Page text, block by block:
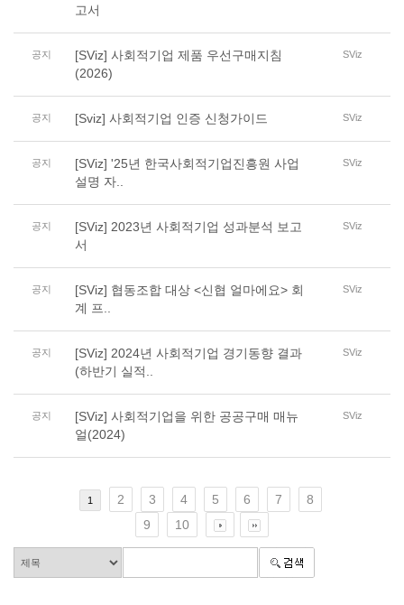
고서
공지
[SViz] 사회적기업 제품 우선구매지침
(2026)
SViz
공지 [Sviz] 사회적기업 인증 신청가이드 SViz
공지
[SViz] '25년 한국사회적기업진흥원 사업
설명 자..
SViz
공지
[SViz] 2023년 사회적기업 성과분석 보고
서
SViz
공지
[SViz] 협동조합 대상 <신협 얼마에요> 회
계 프..
SViz
공지
[SViz] 2024년 사회적기업 경기동향 결과
(하반기 실적..
SViz
공지
[SViz] 사회적기업을 위한 공공구매 매뉴
얼(2024)
SViz
1 2 3 4 5 6 7
8
9
10